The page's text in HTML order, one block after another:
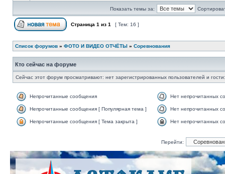
Показать темы за:
Страница 1 из 1 [ Тем: 16 ]
Список форумов » ФОТО И ВИДЕО ОТЧЁТЫ » Соревнования
Кто сейчас на форуме
Сейчас этот форум просматривают: нет зарегистрированных пользователей и
Непрочитанные сообщения Нет непрочитанных
Непрочитанные сообщения [ Популярная тема ] Нет непрочитанных
Непрочитанные сообщения [ Тема закрыта ] Нет непрочитанных
Перейти: